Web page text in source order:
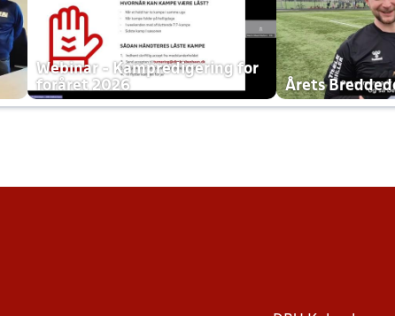
Webinar - Kampredigering for
foråret 2026
Årets